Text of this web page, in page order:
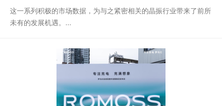
这一系列积极的市场数据，为与之紧密相关的晶振行业带来了前所
未有的发展机遇。...